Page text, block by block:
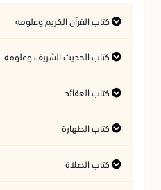
كتاب القرآن الكريم وعلومه
التفسير وعلوم القرآن
فتاوى متعلقة بالقرآن الكريم
آداب تلاوة القرآن الكريم
كتاب الحديث الشريف وعلومه
فتاوى متعلقة بالحديث الشريف
أسئلة في السيرة النبوية
كتاب العقائد
المسائل المتعلقة بالعقيدة
كتاب الطهارة
أحكام المياه
كتاب الصلاة